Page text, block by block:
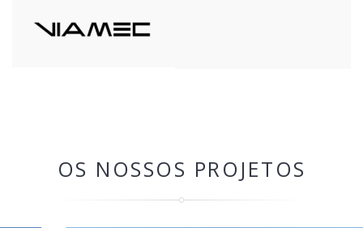
OS NOSSOS PROJETOS